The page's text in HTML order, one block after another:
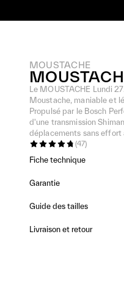
MOUSTACHE
Le MOUSTACHE Lundi
Moustache, maniable et
Propulsé par le Bosch
d'une transmission
déplacements sans effort
(47)
Fiche technique
Garantie
Guide des tailles
Livraison et retour